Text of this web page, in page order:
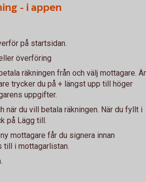
- i appen
på startsidan.
överföring
räkningen från och välj mottagare. Är
trycker du på + längst upp till höger
uppgifter.
när du vill betala räkningen. När du fyllt i
på Lägg till.
mottagare får du signera innan
till i mottagarlistan.